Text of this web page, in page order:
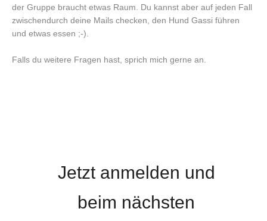
der Gruppe braucht etwas Raum. Du kannst aber auf jeden Fall
zwischendurch deine Mails checken, den Hund Gassi führen
und etwas essen ;-).
Falls du weitere Fragen hast, sprich mich gerne an.
J etzt anmelden und
beim nächsten